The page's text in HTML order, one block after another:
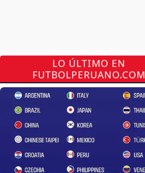
LO ÚLTIMO EN
FUTBOLPERUANO.COM